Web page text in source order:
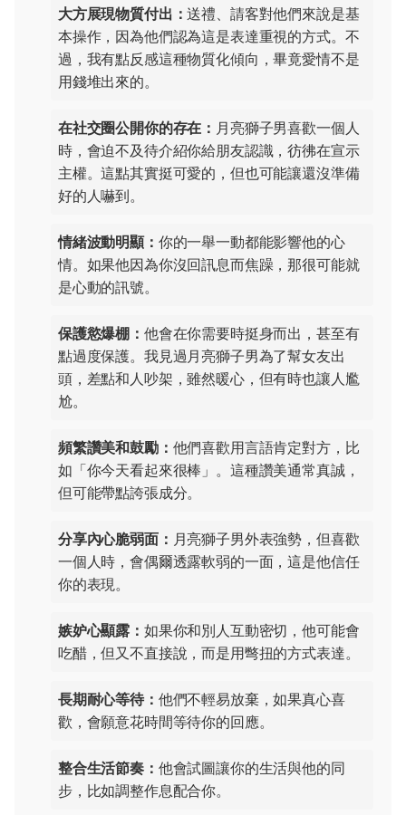
大方展現物質付出：送禮、請客對他們來說是基
本操作，因為他們認為這是表達重視的方式。不
過，我有點反感這種物質化傾向，畢竟愛情不是
用錢堆出來的。
在社交圈公開你的存在： 月亮獅子男喜歡一個人
時，會迫不及待介紹你給朋友認識，彷彿在宣示
主權。這點其實挺可愛的，但也可能讓還沒準備
好的人嚇到。
情緒波動明顯： 你的一舉一動都能影響他的心
情。如果他因為你沒回訊息而焦躁，那很可能就
是心動的訊號。
保護慾爆棚： 他會在你需要時挺身而出，甚至有
點過度保護。我見過月亮獅子男為了幫女友出
頭，差點和人吵架，雖然暖心，但有時也讓人尷
尬。
頻繁讚美和鼓勵： 他們喜歡用言語肯定對方，比
如「你今天看起來很棒」。這種讚美通常真誠，
但可能帶點誇張成分。
分享內心脆弱面： 月亮獅子男外表強勢，但喜歡
一個人時，會偶爾透露軟弱的一面，這是他信任
你的表現。
嫉妒心顯露： 如果你和別人互動密切，他可能會
吃醋，但又不直接說，而是用彆扭的方式表達。
長期耐心等待： 他們不輕易放棄，如果真心喜
歡，會願意花時間等待你的回應。
整合生活節奏： 他會試圖讓你的生活與他的同
步，比如調整作息配合你。